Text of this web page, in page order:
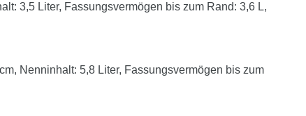
3,5 Liter, Fassungsvermögen bis zum Rand: 3,6 L,
Nenninhalt: 5,8 Liter, Fassungsvermögen bis zum